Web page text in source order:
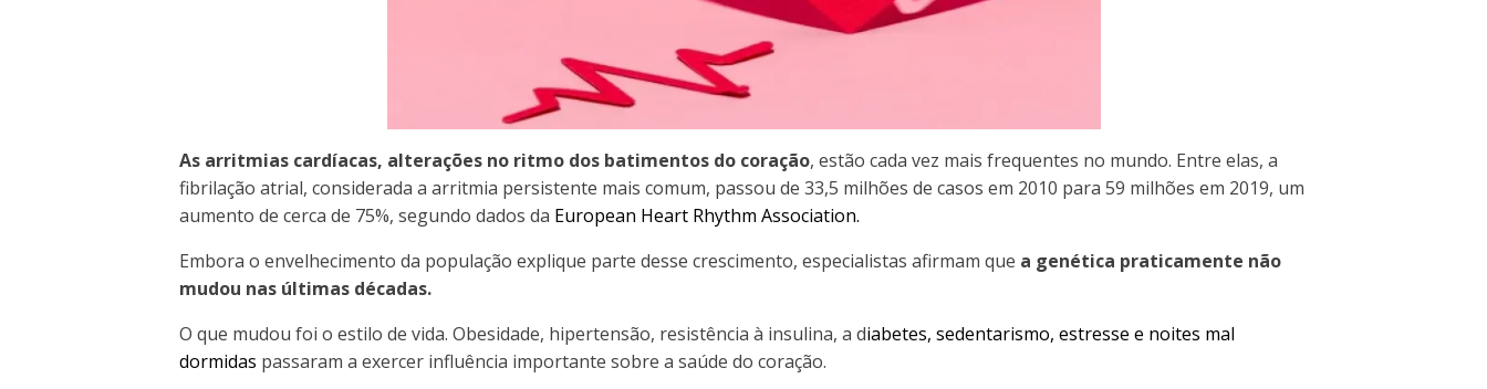
As arritmias cardíacas, alterações no ritmo dos batimentos do coração, estão cada vez mais frequentes no mundo. Entre elas, a
fibrilação atrial, considerada a arritmia persistente mais comum, passou de 33,5 milhões de casos em 2010 para 59 milhões em 2019, um
aumento de cerca de 75%, segundo dados da European Heart Rhythm Association.
Embora o envelhecimento da população explique parte desse crescimento, especialistas afirmam que a genética praticamente não
mudou nas últimas décadas.
O que mudou foi o estilo de vida. Obesidade, hipertensão, resistência à insulina, a diabetes, sedentarismo, estresse e noites mal
dormidas passaram a exercer influência importante sobre a saúde do coração.